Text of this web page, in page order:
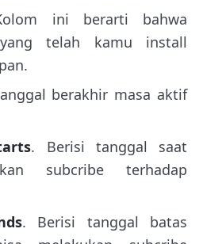
ini berarti bahwa
telah kamu install
berakhir masa aktif
. Berisi tanggal saat
subcribe terhadap
. Berisi tanggal batas